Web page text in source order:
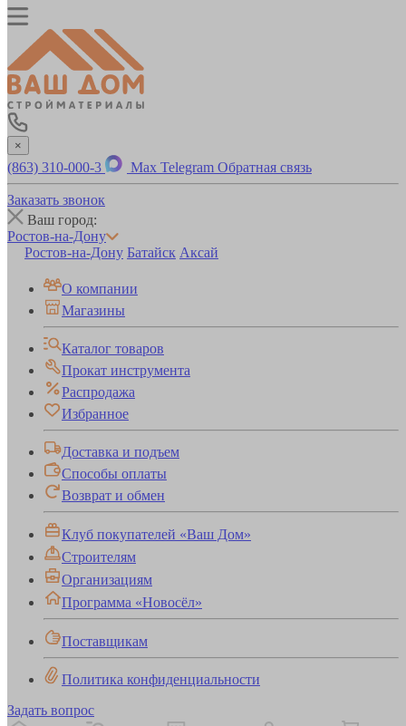
×
(863) 310-000-3 Max Telegram Обратная связь
Заказать звонок
Ваш город:
Ростов-на-Дону
Ростов-на-Дону Батайск Аксай
О компании
Магазины
Каталог товаров
Прокат инструмента
Распродажа
Избранное
Доставка и подъем
Способы оплаты
Возврат и обмен
Клуб покупателей «Ваш Дом»
Строителям
Организациям
Программа «Новосёл»
Поставщикам
Политика конфиденциальности
Задать вопрос